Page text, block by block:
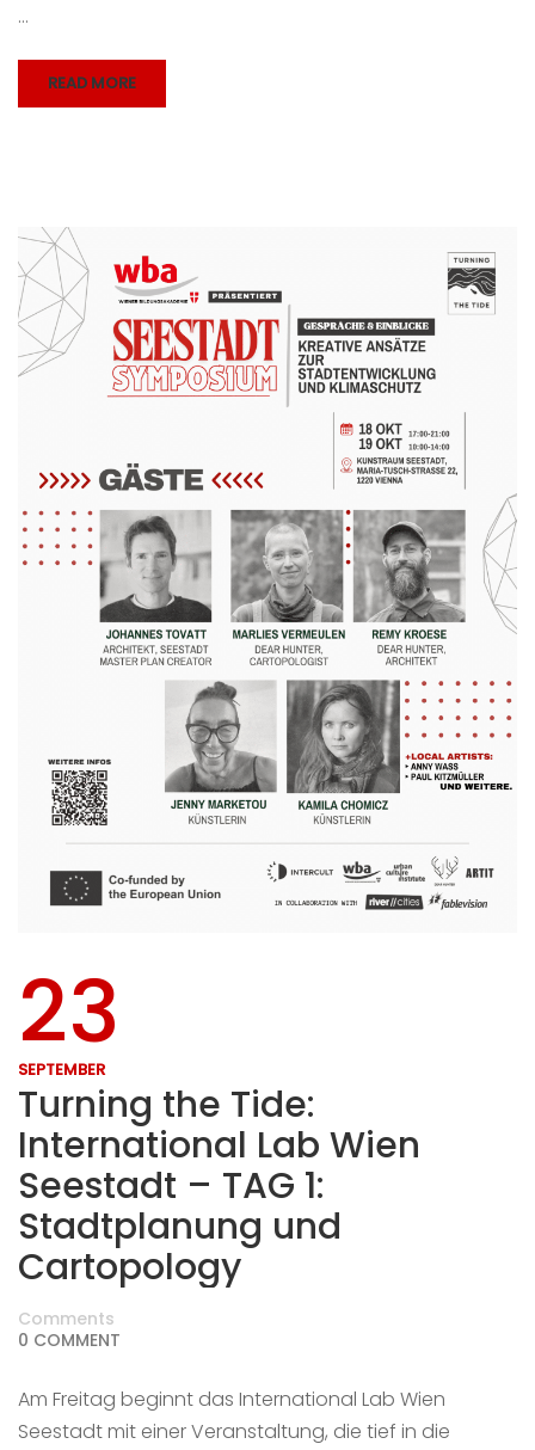
…
READ MORE
23
SEPTEMBER
Turning the Tide:
International Lab Wien
Seestadt – TAG 1:
Stadtplanung und
Cartopology
Comments
0 COMMENT
Am Freitag beginnt das International Lab Wien
Seestadt mit einer Veranstaltung, die tief in die